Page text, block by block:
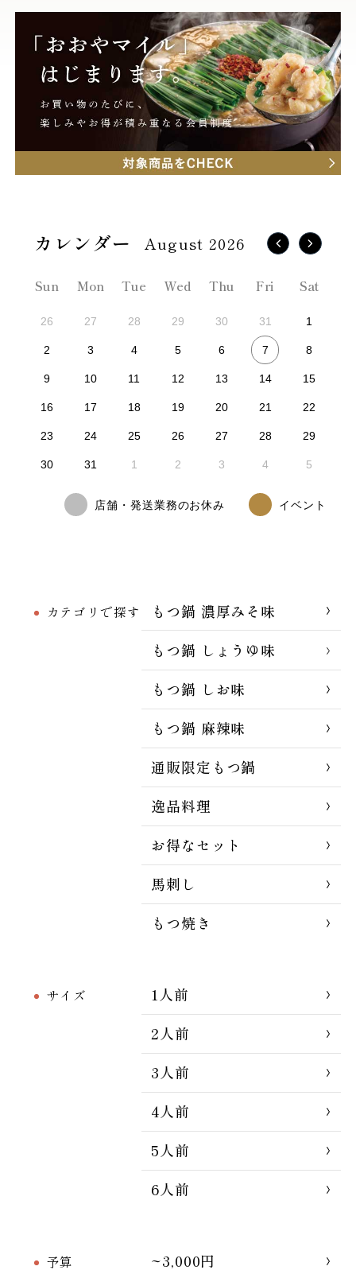
カテゴリで探す
もつ鍋 濃厚みそ味
もつ鍋 しょうゆ味
もつ鍋 しお味
もつ鍋 麻辣味
通販限定もつ鍋
逸品料理
お得なセット
馬刺し
もつ焼き
サイズ
1人前
2人前
3人前
4人前
5人前
6人前
予算
~3,000円
August 2026
Sun Mon Tue Wed Thu Fri Sat
26 27 28 29 30 31 1
2 3 4 5 6 7 8
9 10 11 12 13 14 15
16 17 18 19 20 21 22
23 24 25 26 27 28 29
30 31 1 2 3 4 5
店舗・発送業務のお休み イベント